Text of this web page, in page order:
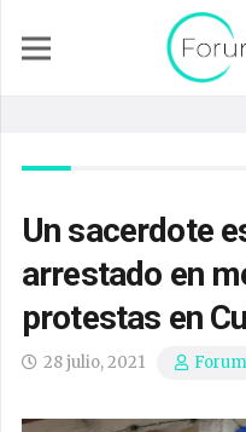
Un sacerdote
arrestado en
protestas en
28 julio, 2021